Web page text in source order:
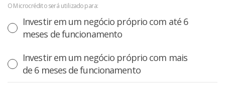
O Microcrédito será utilizado para:
Investir em um negócio próprio com até 6
meses de funcionamento
Investir em um negócio próprio com mais
de 6 meses de funcionamento